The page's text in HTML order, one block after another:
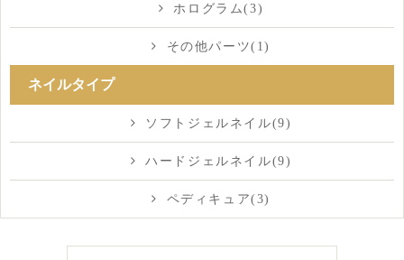
ホログラム(3)
その他パーツ(1)
ネイルタイプ
ソフトジェルネイル(9)
ハードジェルネイル(9)
ペディキュア(3)